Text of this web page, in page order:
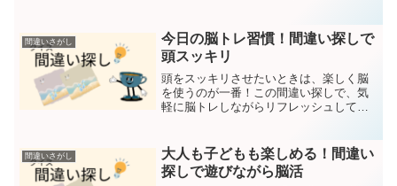
い間違いは5つです。回答は下部にありま
す。第一問目 第二問...
間違いさがし
今日の脳トレ習慣！間違い探しで
頭スッキリ
頭をスッキリさせたいときは、楽しく脳
を使うのが一番！この間違い探しで、気
軽に脳トレしながらリフレッシュしてみ
にあります。第一問目 第二問目
(adsbygoogle...
間違いさがし
大人も子どもも楽しめる！間違い
探しで遊びながら脳活